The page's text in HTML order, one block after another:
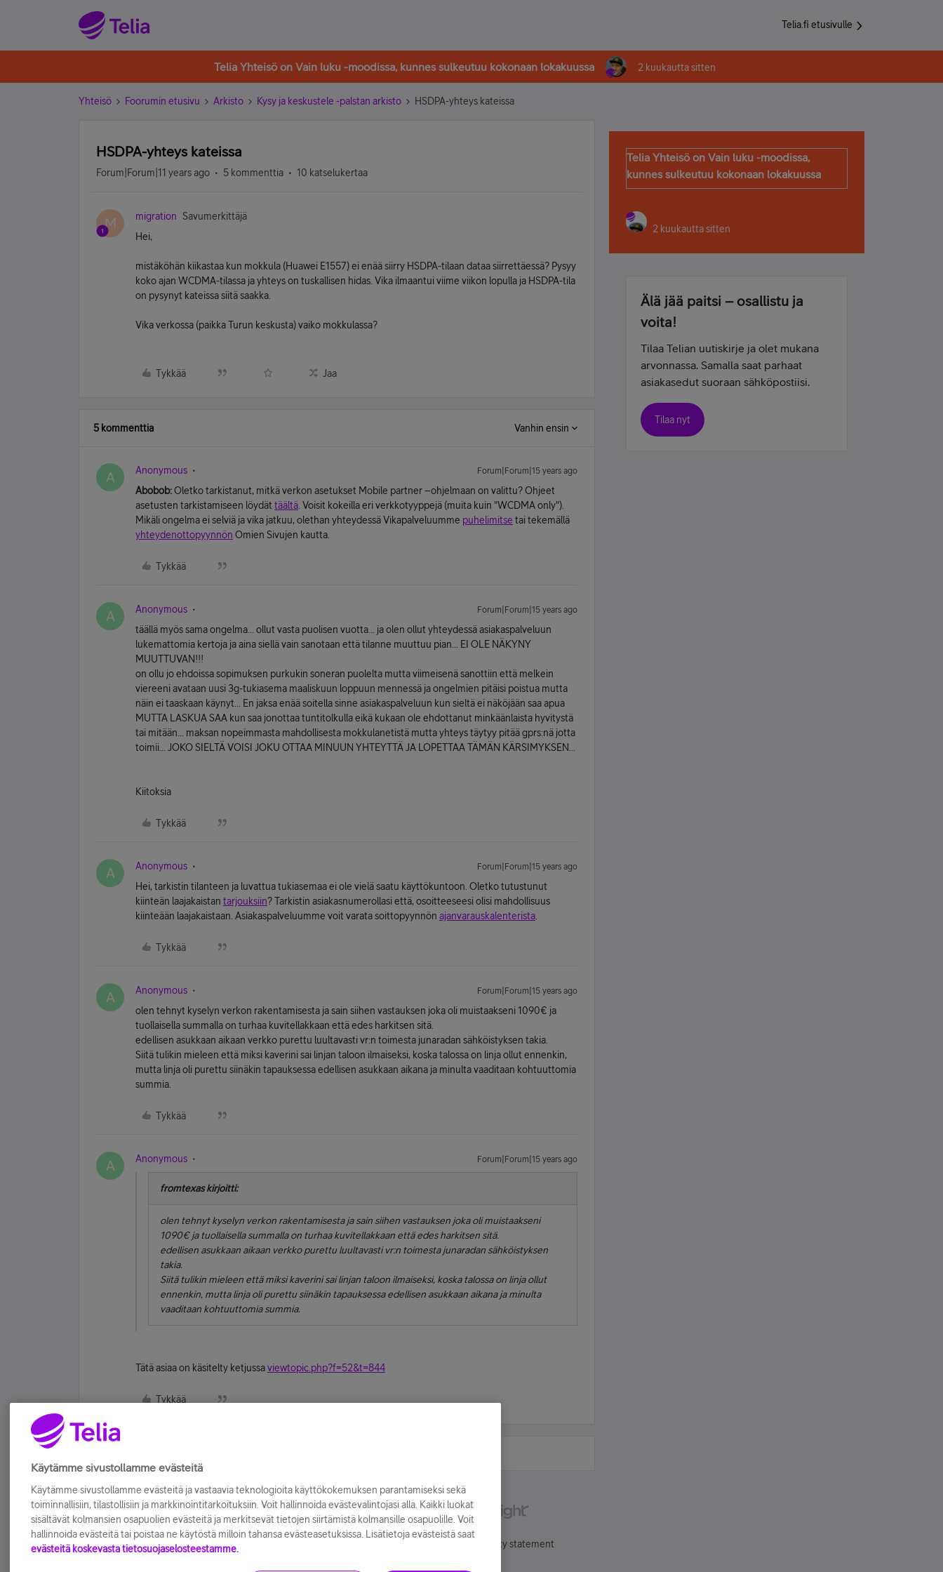
Telia.fi etusivulle
Telia Yhteisö on Vain luku -moodissa, kunnes sulkeutuu kokonaan lokakuussa 2 kuukautta sitten
Yhteisö Foorumin etusivu Arkisto Kysy ja keskustele -palstan arkisto HSDPA-yhteys kateissa
HSDPA-yhteys kateissa
Forum|Forum|11 years ago 5 kommenttia 10 katselukertaa
M migration
Savumerkittäjä
Hei,
mistäköhän kiikastaa kun mokkula (Huawei E1557) ei enää siirry HSDPA-tilaan dataa siirrettäessä? Pysyy
koko ajan WCDMA-tilassa ja yhteys on tuskallisen hidas. Vika ilmaantui viime viikon lopulla ja HSDPA-tila
on pysynyt kateissa siitä saakka.
Vika verkossa (paikka Turun keskusta) vaiko mokkulassa?
Tykkää Jaa
5 kommenttia Vanhin ensin
A Anonymous Forum|Forum|15 years ago
Abobob:Oletko tarkistanut, mitkä verkon asetukset Mobile partner –ohjelmaan on valittu? Ohjeet
asetusten tarkistamiseen löydät täältä . Voisit kokeilla eri verkkotyyppejä (muita kuin "WCDMA only").
Mikäli ongelma ei selviä ja vika jatkuu, olethan yhteydessä Vikapalveluumme puhelimitse tai tekemällä
yhteydenottopyynnön Omien Sivujen kautta.
Tykkää
A Anonymous Forum|Forum|15 years ago
täällä myös sama ongelma... ollut vasta puolisen vuotta... ja olen ollut yhteydessä asiakaspalveluun
lukemattomia kertoja ja aina siellä vain sanotaan että tilanne muuttuu pian... EI OLE NÄKYNY
MUUTTUVAN!!!
on ollu jo ehdoissa sopimuksen purkukin soneran puolelta mutta viimeisenä sanottiin että melkein
viereeni avataan uusi 3g-tukiasema maaliskuun loppuun mennessä ja ongelmien pitäisi poistua mutta
näin ei taaskaan käynyt... En jaksa enää soitella sinne asiakaspalveluun kun sieltä ei näköjään saa apua
MUTTA LASKUA SAA kun saa jonottaa tuntitolkulla eikä kukaan ole ehdottanut minkäänlaista hyvitystä
tai mitään... maksan nopeimmasta mahdollisesta mokkulanetistä mutta yhteys täytyy pitää gprs:nä jotta
toimii... JOKO SIELTÄ VOISI JOKU OTTAA MINUUN YHTEYTTÄ JA LOPETTAA TÄMÄN KÄRSIMYKSEN...
Kiitoksia
Tykkää
A Anonymous Forum|Forum|15 years ago
Hei, tarkistin tilanteen ja luvattua tukiasemaa ei ole vielä saatu käyttökuntoon. Oletko tutustunut
kiinteän laajakaistan tarjouksiin? Tarkistin asiakasnumerollasi että, osoitteeseesi olisi mahdollisuus
kiinteään laajakaistaan. Asiakaspalveluumme voit varata soittopyynnön ajanvarauskalenterista
Tykkää
A Anonymous Forum|Forum|15 years ago
olen tehnyt kyselyn verkon rakentamisesta ja sain siihen vastauksen joka oli muistaakseni 1090€ ja
tuollaisella summalla on turhaa kuvitellakkaan että edes harkitsen sitä.
edellisen asukkaan aikaan verkko purettu luultavasti vr:n toimesta junaradan sähköistyksen takia.
Siitä tulikin mieleen että miksi kaverini sai linjan taloon ilmaiseksi, koska talossa on linja ollut ennenkin,
mutta linja oli purettu siinäkin tapauksessa edellisen asukkaan aikana ja minulta vaaditaan kohtuuttomia
summia.
Tykkää
A Anonymous Forum|Forum|15 years ago
fromtexas kirjoitti:
olen tehnyt kyselyn verkon rakentamisesta ja sain siihen vastauksen joka oli muistaakseni
1090€ ja tuollaisella summalla on turhaa kuvitellakkaan että edes harkitsen sitä.
edellisen asukkaan aikaan verkko purettu luultavasti vr:n toimesta junaradan sähköistyksen
takia.
Siitä tulikin mieleen että miksi kaverini sai linjan taloon ilmaiseksi, koska talossa on linja ollut
ennenkin, mutta linja oli purettu siinäkin tapauksessa edellisen asukkaan aikana ja minulta
vaaditaan kohtuuttomia summia.
Tätä asiaa on käsitelty ketjussaviewtopic.php?f=52&t=844
Tykkää
Telia Yhteisö on Vain luku -moodissa,
kunnes sulkeutuu kokonaan lokakuussa
2 kuukautta sitten
Älä jää paitsi – osallistu ja
voita!
Tilaa Telian uutiskirje ja olet mukana
arvonnassa. Samalla saat parhaat
asiakasedut suoraan sähköpostiisi.
Tilaa nyt
Accessibility statement
Käytämme sivustollamme evästeitä
Käytämme sivustollamme evästeitä ja vastaavia teknologioita käyttökokemuksen parantamiseksi sekä
toiminnallisiin, tilastollisiin ja markkinointitarkoituksiin. Voit hallinnoida evästevalintojasi alla. Kaikki luokat
sisältävät kolmansien osapuolien evästeitä ja merkitsevät tietojen siirtämistä kolmansille osapuolille. Voit
hallinnoida evästeitä tai poistaa ne käytöstä milloin tahansa evästeasetuksissa. Lisätietoja evästeistä saat
evästeitä koskevasta tietosuojaselosteestamme.